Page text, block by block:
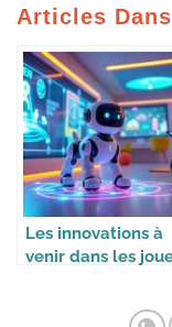
Articles
Les innovations à
venir dans les